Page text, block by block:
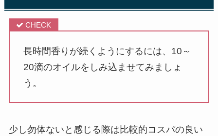
長時間香りが続くようにするには、10～
20滴のオイルをしみ込ませてみましょ
う。
少し勿体ないと感じる際は比較的コスパの良い